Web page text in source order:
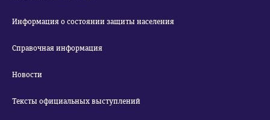
Информация о состоянии защиты населения
Справочная информация
Новости
Тексты официальных выступлений